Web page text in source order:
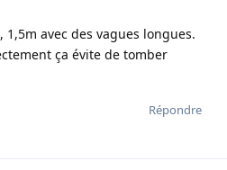
avec des vagues longues.
ça évite de tomber
Répondre